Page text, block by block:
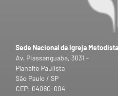
Sede Nacional da Igreja Metodista
Av. Piassanguaba, 3031 –
Planalto Paulista
São Paulo / SP
CEP: 04060-004